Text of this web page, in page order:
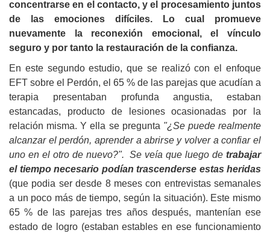
concentrarse en el contacto, y el procesamiento juntos
de las emociones difíciles. Lo cual promueve
nuevamente la reconexión emocional, el vínculo
seguro y por tanto la restauración de la confianza.
En este segundo estudio, que se realizó con el enfoque
EFT sobre el Perdón, el 65 % de las parejas que acudían a
terapia presentaban profunda angustia, estaban
estancadas, producto de lesiones ocasionadas por la
relación misma.Y ella se pregunta "¿Se puede realmente
alcanzar el perdón, aprender a abrirse y volver a confiar el
uno en el otro de nuevo?".Se veía que luego detrabajar
el tiempo necesario podían trascenderse estas heridas
(que podia ser desde 8 meses con entrevistas semanales
a un poco más de tiempo, según la situación). Este mismo
65 % de las parejas tres años después, mantenían ese
estado de logro (estaban estables en ese funcionamiento